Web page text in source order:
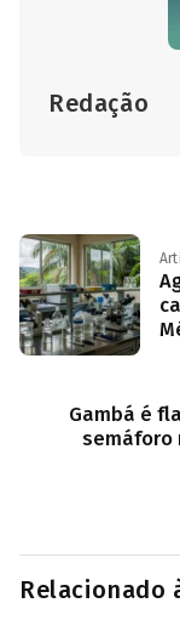
Redação
Gambá é
semáforo
Relacionado